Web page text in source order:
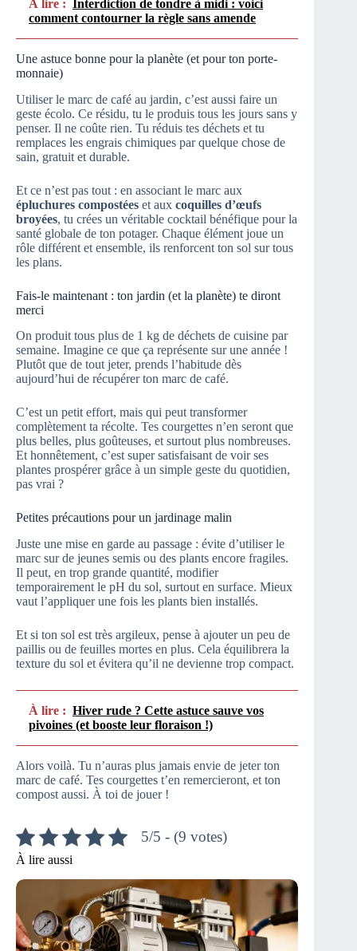
À lire :
Interdiction de tondre à midi : voici
comment contourner la règle sans amende
Une astuce bonne pour la planète (et pour ton porte-
monnaie)
Utiliser le marc de café au jardin, c’est aussi faire un
geste écolo. Ce résidu, tu le produis tous les jours sans y
penser. Il ne coûte rien. Tu réduis tes déchets et tu
remplaces les engrais chimiques par quelque chose de
sain, gratuit et durable.
Et ce n’est pas tout : en associant le marc aux
épluchures compostées et aux coquilles d’œufs
broyées, tu crées un véritable cocktail bénéfique pour la
santé globale de ton potager. Chaque élément joue un
rôle différent et ensemble, ils renforcent ton sol sur tous
les plans.
Fais-le maintenant : ton jardin (et la planète) te diront
merci
On produit tous plus de 1 kg de déchets de cuisine par
semaine. Imagine ce que ça représente sur une année !
Plutôt que de tout jeter, prends l’habitude dès
aujourd’hui de récupérer ton marc de café.
C’est un petit effort, mais qui peut transformer
complètement ta récolte. Tes courgettes n’en seront que
plus belles, plus goûteuses, et surtout plus nombreuses.
Et honnêtement, c’est super satisfaisant de voir ses
plantes prospérer grâce à un simple geste du quotidien,
pas vrai ?
Petites précautions pour un jardinage malin
Juste une mise en garde au passage : évite d’utiliser le
marc sur de jeunes semis ou des plants encore fragiles.
Il peut, en trop grande quantité, modifier
temporairement le pH du sol, surtout en surface. Mieux
vaut l’appliquer une fois les plants bien installés.
Et si ton sol est très argileux, pense à ajouter un peu de
paillis ou de feuilles mortes en plus. Cela équilibrera la
texture du sol et évitera qu’il ne devienne trop compact.
À lire : Hiver rude ? Cette astuce sauve vos
pivoines (et booste leur floraison !)
Alors voilà. Tu n’auras plus jamais envie de jeter ton
marc de café. Tes courgettes t’en remercieront, et ton
compost aussi. À toi de jouer !
5/5 - (9 votes)
À lire aussi